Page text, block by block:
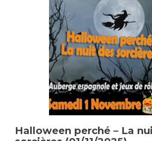
d’Amon
Sul
Halloween perché – La